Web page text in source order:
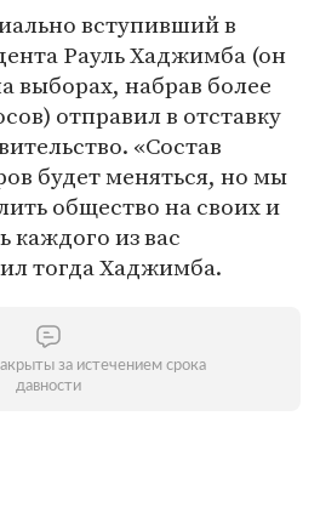
вступивший в
Рауль Хаджимба (он
выборах, набрав более
отправил в отставку
«Состав
будет меняться, но мы
общество на своих и
каждого из вас
тогда Хаджимба.
за истечением срока
давности